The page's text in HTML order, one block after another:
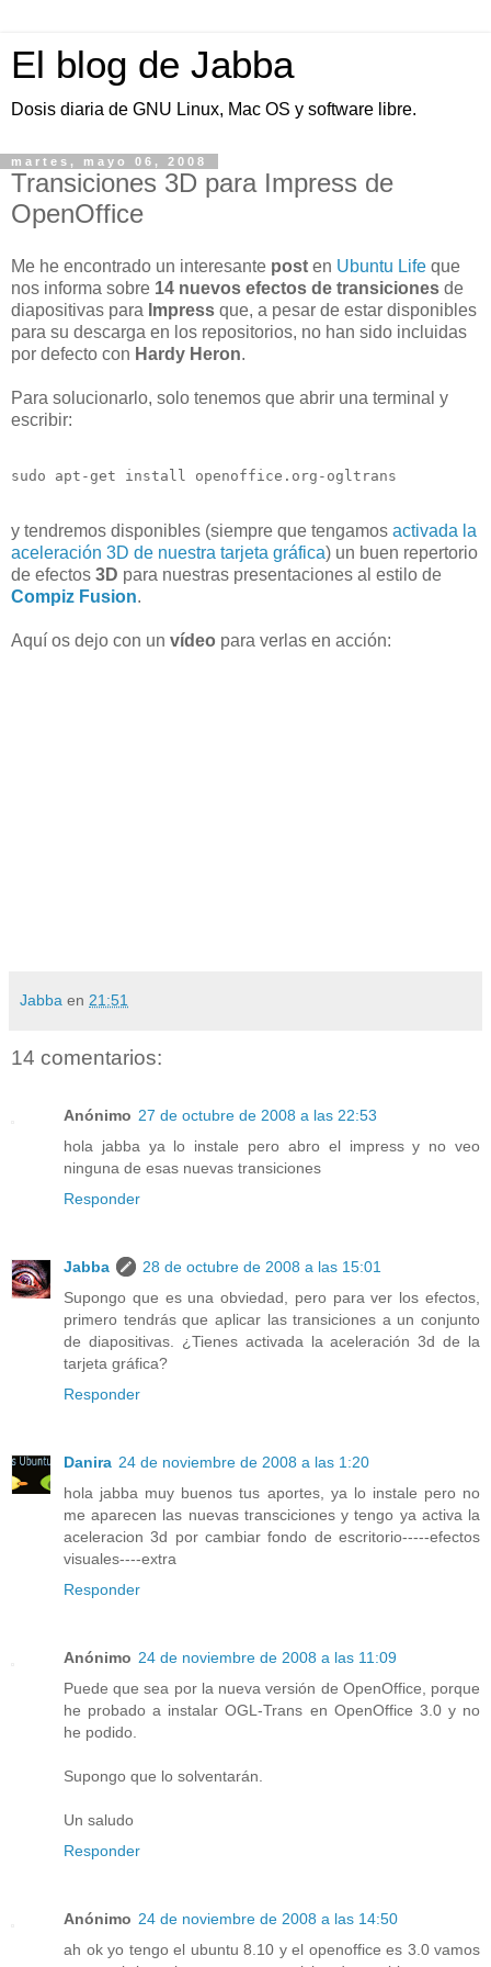
El blog de Jabba
Dosis diaria de GNU Linux, Mac OS y software libre.
martes, mayo 06, 2008
Transiciones 3D para Impress de
OpenOffice
Me he encontrado un interesante post en Ubuntu Life que
nos informa sobre 14 nuevos efectos de transiciones de
diapositivas para Impress que, a pesar de estar disponibles
para su descarga en los repositorios, no han sido incluidas
por defecto con Hardy Heron.
Para solucionarlo, solo tenemos que abrir una terminal y
escribir:
sudo apt-get install openoffice.org-ogltrans
y tendremos disponibles (siempre que tengamos activada la
aceleración 3D de nuestra tarjeta gráfica) un buen repertorio
de efectos 3D para nuestras presentaciones al estilo de
Compiz Fusion.
Aquí os dejo con un vídeo para verlas en acción:
Jabba en 21:51
14 comentarios:
Anónimo 27 de octubre de 2008 a las 22:53
hola jabba ya lo instale pero abro el impress y no veo
ninguna de esas nuevas transiciones
Responder
Jabba
28 de octubre de 2008 a las 15:01
Supongo que es una obviedad, pero para ver los efectos,
primero tendrás que aplicar las transiciones a un conjunto
de diapositivas. ¿Tienes activada la aceleración 3d de la
tarjeta gráfica?
Responder
Danira 24 de noviembre de 2008 a las 1:20
hola jabba muy buenos tus aportes, ya lo instale pero no
me aparecen las nuevas transciciones y tengo ya activa la
aceleracion 3d por cambiar fondo de escritorio-----efectos
visuales----extra
Responder
Anónimo 24 de noviembre de 2008 a las 11:09
Puede que sea por la nueva versión de OpenOffice, porque
he probado a instalar OGL-Trans en OpenOffice 3.0 y no
he podido.
Supongo que lo solventarán.
Un saludo
Responder
Anónimo 24 de noviembre de 2008 a las 14:50
ah ok yo tengo el ubuntu 8.10 y el openoffice es 3.0 vamos